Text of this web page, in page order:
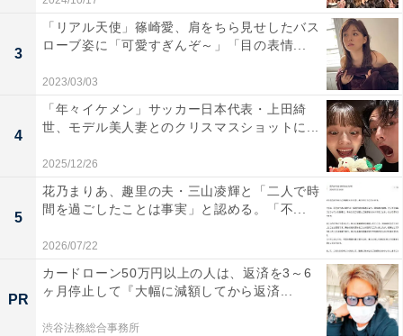
3
「リアル天使」篠崎愛、肩をちら見せしたバス
ローブ姿に「可愛すぎんぞ～」「目の表情...
2023/03/03
4
「年々イケメン」サッカー日本代表・上田綺
世、モデル美人妻とのクリスマスショットに...
2025/12/26
5
花乃まりあ、趣里の夫・三山凌輝と「二人で時
間を過ごしたことは事実」と認める。「不...
2026/07/22
PR
カードローン50万円以上の人は、返済を3～6
ヶ月停止して『大幅に減額してから返済...
渋谷法務総合事務所